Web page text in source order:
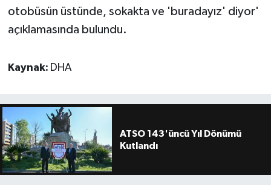
otobüsün üstünde, sokakta ve 'buradayız' diyor'
açıklamasında bulundu.
Kaynak: DHA
ATSO 143'üncü Yıl Dönümü
Kutlandı